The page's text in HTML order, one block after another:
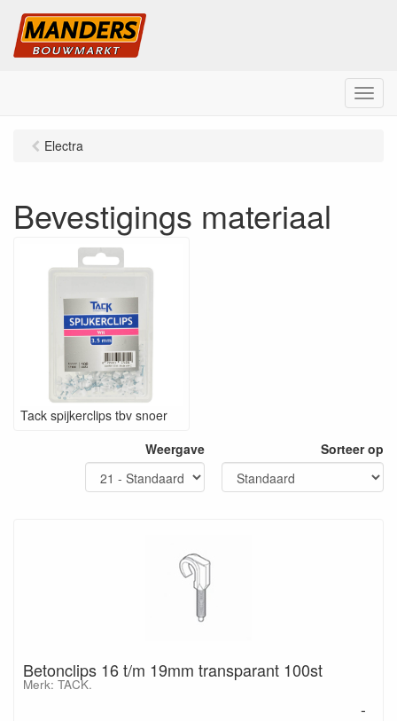
M
e
Electra
Bevestigings materiaal
Tack spijkerclips tbv snoer
Weergave
Sorteer op
Betonclips 16 t/m 19mm transparant 100st
Merk: TACK.
-